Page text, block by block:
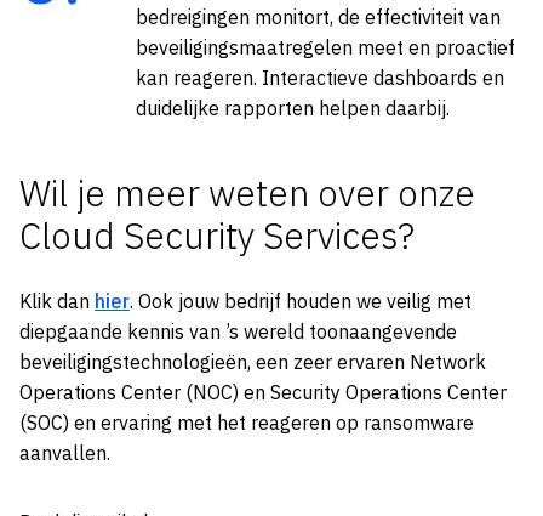
bedreigingen monitort, de effectiviteit van
beveiligingsmaatregelen meet en proactief
kan reageren. Interactieve dashboards en
duidelijke rapporten helpen daarbij.
Wil je meer weten over onze
Cloud Security Services?
Klik dan hier. Ook jouw bedrijf houden we veilig met
diepgaande kennis van ’s wereld toonaangevende
beveiligingstechnologieën, een zeer ervaren Network
Operations Center (NOC) en Security Operations Center
(SOC) en ervaring met het reageren op ransomware
aanvallen.